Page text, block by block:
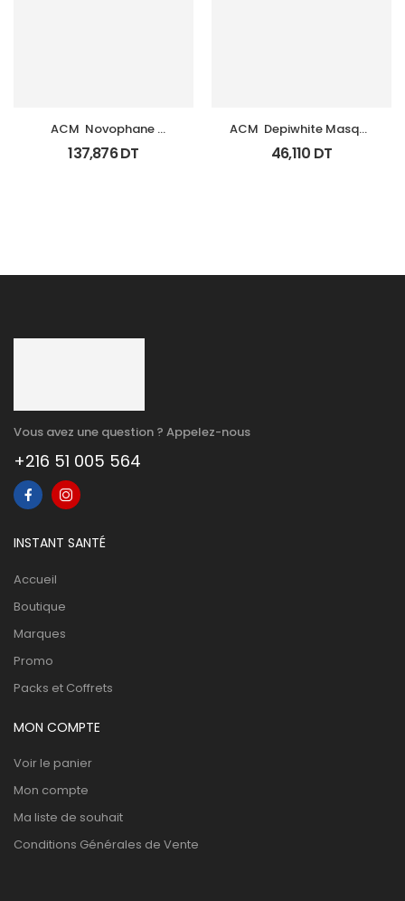
ACM  Novophane
Coffret Anti Chute
(Lotion+Shp+Cp)
137,876DT
ACM  Depiwhite Masque
Tb 40Ml
46,110 DT
Vous avez une question ? Appelez-nous
+216 51 005 564
INSTANT SANTÉ
Accueil
Boutique
Marques
Promo
Packs et Coffrets
MON COMPTE
Voir le panier
Mon compte
Ma liste de souhait
Conditions Générales de Vente